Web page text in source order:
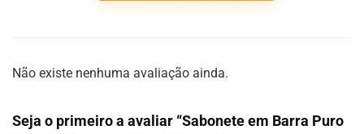
Não existe nenhuma avaliação ainda.
Seja o primeiro a avaliar “Sabonete em Barra Puro